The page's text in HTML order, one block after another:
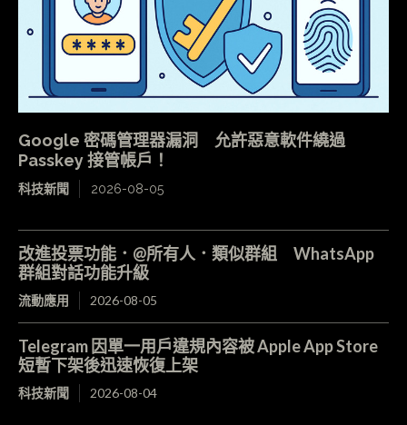
Google 密碼管理器漏洞 允許惡意軟件繞過
Passkey 接管帳戶！
科技新聞 2026-08-05
改進投票功能．@所有人．類似群組 WhatsApp
群組對話功能升級
流動應用 2026-08-05
Telegram 因單一用戶違規內容被 Apple App Store
短暫下架後迅速恢復上架
科技新聞 2026-08-04